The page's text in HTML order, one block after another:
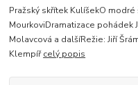
Pražský skřítek KulíšekO
MourkoviDramatizace pohádek
Molavcová a dalšíRežie: Jiří
Klempířcelý popis